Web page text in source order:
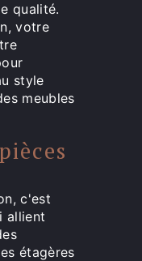
qualité.
votre
style
meubles
c'est
allient
étagères